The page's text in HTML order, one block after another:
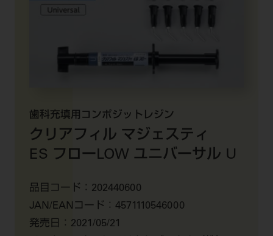
歯科充填用コンポジットレジン
クリアフィル マジェスティ
ES フローLOW ユニバーサル U
品目コード： 202440600
JAN/EANコード： 4571110546000
発売日： 2021/05/21